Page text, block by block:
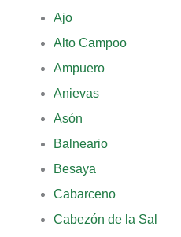
Ajo
Alto Campoo
Ampuero
Anievas
Asón
Balneario
Besaya
Cabarceno
Cabezón de la Sal